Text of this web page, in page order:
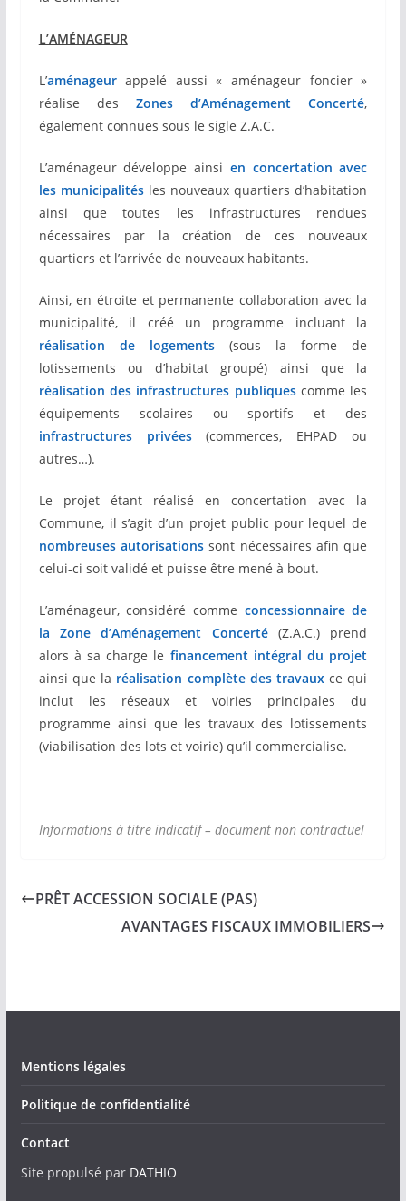
L’AMÉNAGEUR
L’aménageur appelé aussi « aménageur foncier »
réalise des Zones d’Aménagement Concerté,
également connues sous le sigle Z.A.C.
L’aménageur développe ainsi en concertation avec
les municipalitésles nouveaux quartiers d’habitation
ainsi que toutes les infrastructures rendues
nécessaires par la création de ces nouveaux
quartiers et l’arrivée de nouveaux habitants.
Ainsi, en étroite et permanente collaboration avec la
municipalité, il créé un programme incluant la
réalisation de logements(sous la forme de
lotissements ou d’habitat groupé) ainsi que la
réalisation des infrastructures publiquescomme les
équipements scolaires ou sportifs et des
infrastructures privées(commerces, EHPAD ou
autres…).
Le projet étant réalisé en concertation avec la
Commune, il s’agit d’un projet public pour lequel de
nombreuses autorisations sont nécessaires afin que
celui-ci soit validé et puisse être mené à bout.
L’aménageur, considéré comme concessionnaire de
la Zone d’Aménagement Concerté(Z.A.C.) prend
alors à sa charge le financement intégral du projet
ainsi que la réalisation complète des travauxce qui
inclut les réseaux et voiries principales du
programme ainsi que les travaux des lotissements
(viabilisation des lots et voirie) qu’il commercialise.
Informations à titre indicatif – document non contractuel
PRÊT ACCESSION SOCIALE (PAS)
AVANTAGES FISCAUX IMMOBILIERS
Mentions légales
Politique de confidentialité
Contact
Site propulsé par DATHIO